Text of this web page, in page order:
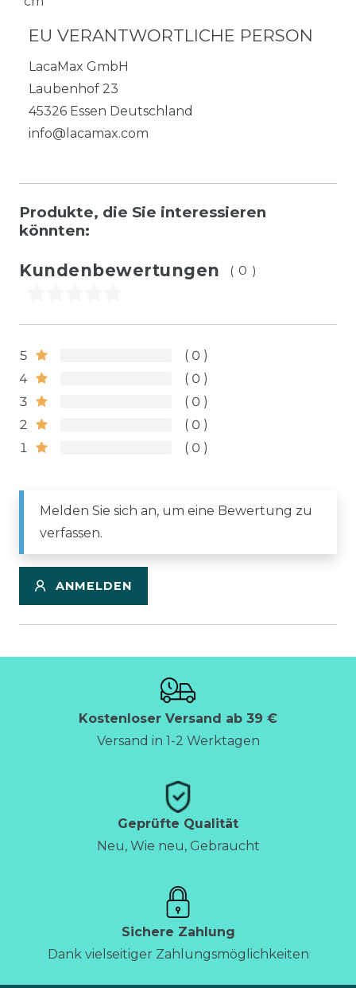
EU VERANTWORTLICHE PERSON
LacaMax GmbH
Laubenhof 23
45326 Essen Deutschland
info@lacamax.com
Produkte, die Sie interessieren
könnten:
Kundenbewertungen (0)
5
0
4
0
3
0
2
0
1
0
Melden Sie sich an, um eine Bewertung zu
verfassen.
ANMELDEN
Kostenloser Versand ab 39 €
Versand in 1-2 Werktagen
Geprüfte Qualität
Neu, Wie neu, Gebraucht
Sichere Zahlung
Dank vielseitiger Zahlungsmöglichkeiten